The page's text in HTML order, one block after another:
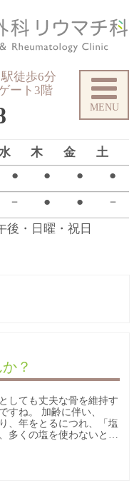
後・日曜・祝日
水 木 金
土
● ● ● ●
－ ● ● －
徒歩6分
ート3階
？
しても丈夫な骨を維持す
すね。 加齢に伴い、
、年をとるにつれ、「塩
多くの塩を使わないと…